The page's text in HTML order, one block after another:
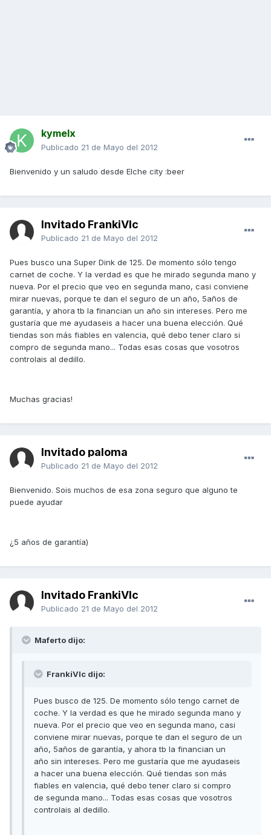
kymelx
Publicado 21 de Mayo del 2012
Bienvenido y un saludo desde Elche city :beer
Invitado FrankiVlc
Publicado 21 de Mayo del 2012
Pues busco una Super Dink de 125. De momento sólo tengo
carnet de coche. Y la verdad es que he mirado segunda mano y
nueva. Por el precio que veo en segunda mano, casi conviene
mirar nuevas, porque te dan el seguro de un año, 5años de
garantía, y ahora tb la financian un año sin intereses. Pero me
gustaría que me ayudaseis a hacer una buena elección. Qué
tiendas son más fiables en valencia, qué debo tener claro si
compro de segunda mano... Todas esas cosas que vosotros
controlais al dedillo.
Muchas gracias!
Invitado paloma
Publicado 21 de Mayo del 2012
Bienvenido. Sois muchos de esa zona seguro que alguno te
puede ayudar
¿5 años de garantía)
Invitado FrankiVlc
Publicado 21 de Mayo del 2012
Maferto dijo:
FrankiVlc dijo:
Pues busco de 125. De momento sólo tengo carnet de
coche. Y la verdad es que he mirado segunda mano y
nueva. Por el precio que veo en segunda mano, casi
conviene mirar nuevas, porque te dan el seguro de un
año, 5años de garantía, y ahora tb la financian un
año sin intereses. Pero me gustaría que me ayudaseis
a hacer una buena elección. Qué tiendas son más
fiables en valencia, qué debo tener claro si compro
de segunda mano... Todas esas cosas que vosotros
controlais al dedillo.